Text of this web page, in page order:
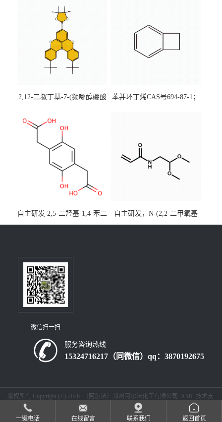
2,12-二叔丁基-7-(频哪醇硼酸
[3,2,1-de]蒽CAS号2648896-
装，实验室现货直发
苯并环丁烯CAS号694-87-1；
自主研发 2,5-二羟基-1,4-苯二
乙酸CAS号5488-16-4；公斤
百公斤级可供应
自主研发，N-(2,2-二甲氧基
乙基)丙烯酰胺CAS号49707-
微信扫一扫
服务咨询热线
15324716217（同微信）qq：3870192675
版权所有 Copyright (©) 2026 （阿尔法）郑州阿尔法化工有限公司 XML
技术支
盖德化工网
食品商务网
一键电话
在线留言 联系我们 返回首页